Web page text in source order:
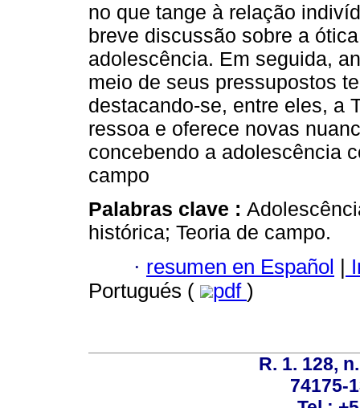
no que tange à relação
breve discussão sobre a
adolescência. Em seguida,
meio de seus pressupostos
destacando-se, entre eles, a
ressoa e oferece novas
concebendo a adolescência
campo
Palabras clave :
histórica; Teoria de campo.
· resumen en Español |
Portugués (
pdf )
R. 1. 128,
74175-